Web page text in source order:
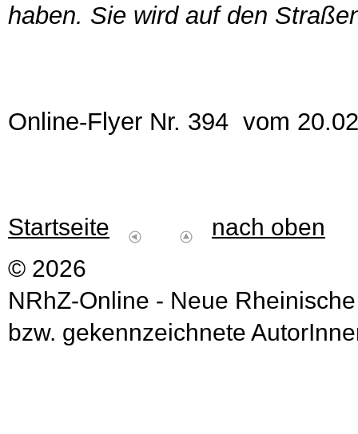
haben. Sie wird auf den
Online-Flyer Nr. 394 vom
Startseite
nach oben
© 2026
NRhZ-Online - Neue
bzw. gekennzeichnete